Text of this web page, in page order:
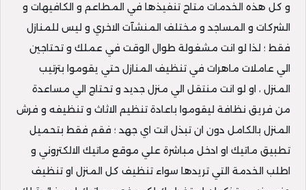
و كل هذه الخدمات متاح تنفيذها في المطاعم و الكافيهات و
الشركات و المساجد و مختلف المنشآت الاخري و ليس للمنازل
فقط ؛ لذا لو انت مشغولة طوال الوقت في عملك و تحتاجين
الي عاملات ماهرات في تنظيف المنازل حتي يقوموا بترتيب
المنزل ، او لو انت منتقل الي منزل جديد و تحتاج الي مساعدة
من فريق نظافة ليقوموا باعادة تنظيم الاثاث و تنظيفه و فرش
المنزل بالكامل دون ان تبذل انت اي جهد ؛ فقم فقط بتحميل
تطبيق ماتيك او ادخل مباشرة علي موقع ماتيك الالكتروني و
اطلب الخدمة التي تريدها سواء تنظيف كل المنزل او تنظيف